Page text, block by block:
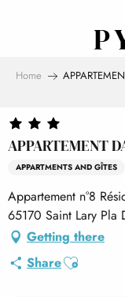
Home
APPARTEMENT
APPARTMENTS AND GÎTES
Appartement n°8
65170 Saint Lary Pla
Getting there
ShareAjouter aux